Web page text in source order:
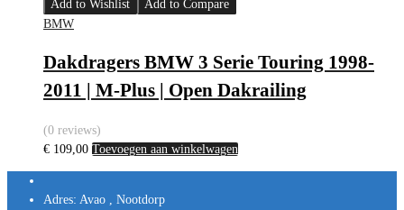
Add to Wishlist
Add to Compare
BMW
Dakdragers BMW 3 Serie Touring 1998-
2011 | M-Plus | Open Dakrailing
(0 reviews)
€ 109,00 Toevoegen aan winkelwagen
Adres: Avao , Nootdorp